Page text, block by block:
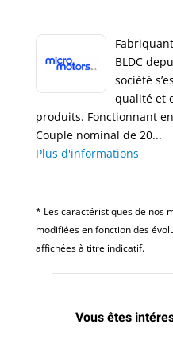
BLDC
société
qualité et
produits. Fonctionnant
Couple nominal de 20...
Plus d'informations
* Les caractéristiques de nos
modifiées en fonction des
affichées à titre indicatif.
Vous êtes